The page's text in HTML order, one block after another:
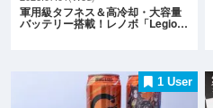
軍用級タフネス＆高冷却・大容量
バッテリー搭載！レノボ「Legio…
1 User